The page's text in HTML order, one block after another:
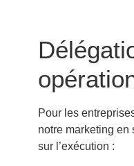
Pour les
notre marketing en
sur l’exécution :